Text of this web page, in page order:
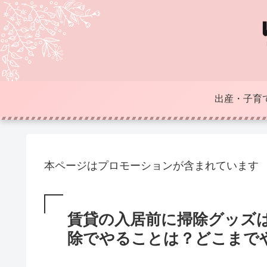
出産・子育
本ページはプロモーションが含まれています
賃貸の入居前に掃除グッズ
除でやることは？どこまで